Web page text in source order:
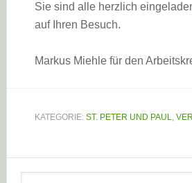
Sie sind alle herzlich
auf Ihren Besuch.
Markus Miehle für den
KATEGORIE: ST. PETER UND PAUL,
Haupt-